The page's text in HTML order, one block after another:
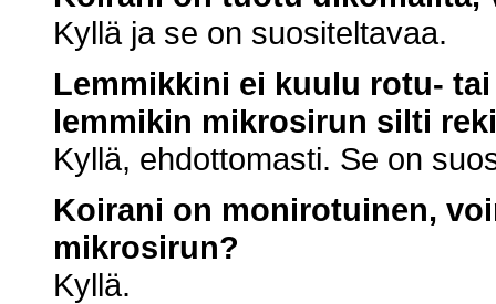
Kyllä ja se on suositeltavaa.
Lemmikkini ei kuulu rotu-
lemmikin mikrosirun silti
Kyllä, ehdottomasti. Se on
Koirani on monirotuinen,
mikrosirun?
Kyllä.